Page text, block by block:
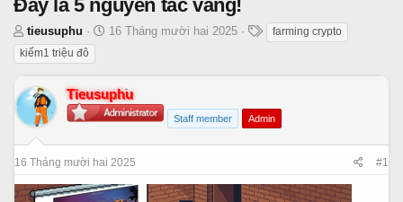
Đây là 5 nguyên tắc vàng!
T
h
r
e
a
r
tieusuphu
N
b
ắ
đ
u
16 Tháng mười hai 2025
farming crypto
kiếm1 triệu đô
Tieusuphu
Staff member Admin
16 Tháng mười hai 2025 #1